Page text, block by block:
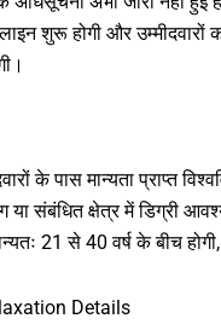
शुरू होगी और उम्मीदवारों
के पास मान्यता प्राप्त
या संबंधित क्षेत्र में डिग्री
21 से 40 वर्ष के बीच
Details